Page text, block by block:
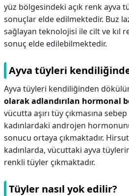
yüz bölgesindeki açık renk ayva
sonuçlar elde edilmektedir. Buz
sağlayan teknolojisi ile cilt ve kıl
sonuç elde edilebilmektedir.
Ayva tüyleri
Ayva tüyleri kendiliğinden
olarak adlandırılan hormonal
vücutta aşırı tüy çıkmasına
kadınlardaki androjen
sonucu ortaya çıkmaktadır.
kadınlarda, vücuttaki ayva
renkli tüyler çıkmaktadır.
Tüyler nasıl yok edilir?